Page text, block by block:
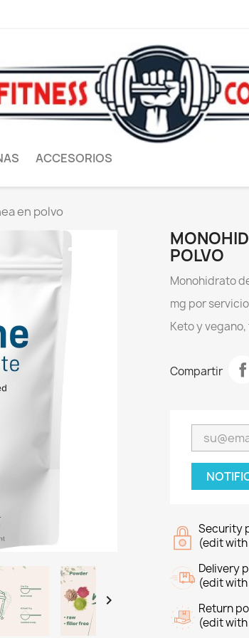
ACCESORIOS
en polvo

POLVO
Monohidrato
mg por
Keto y
Compartir
Security
(edit with
Delivery
(edit with
Return
(edit with